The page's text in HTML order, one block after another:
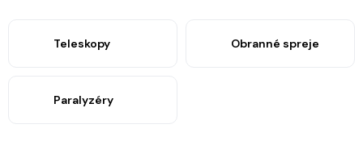
Teleskopy Obranné spreje
Paralyzéry